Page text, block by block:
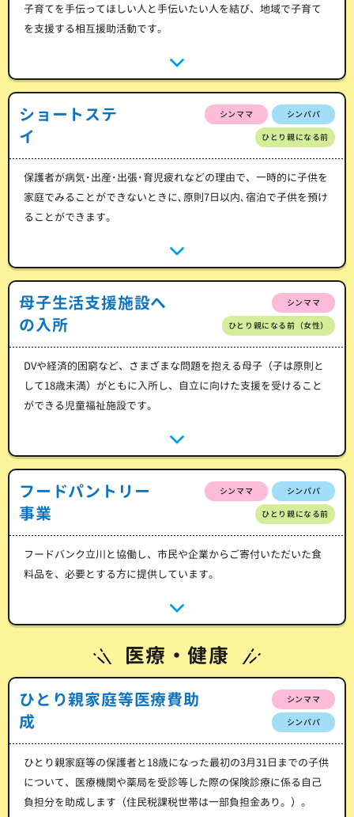
子育てを手伝ってほしい人と手伝いたい人を結び、地域で子育て
を支援する相互援助活動です。
ショートステ
イ
シンママ シンパパ
ひとり親になる前
保護者が病気･出産･出張･育児疲れなどの理由で、一時的に子供を
家庭でみることができないときに､原則7日以内､宿泊で子供を預け
ることができます。
母子生活支援施設へ
の入所
シンママ
ひとり親になる前（女性）
DVや経済的困窮など、さまざまな問題を抱える母子（子は原則と
して18歳未満）がともに入所し、自立に向けた支援を受けること
ができる児童福祉施設です。
フードパントリー
事業
シンママ シンパパ
ひとり親になる前
フードバンク立川と協働し、市民や企業からご寄付いただいた食
料品を、必要とする方に提供しています。
医療・健康
ひとり親家庭等医療費助
成
シンママ
シンパパ
ひとり親家庭等の保護者と18歳になった最初の3月31日までの子供
について、医療機関や薬局を受診等した際の保険診療に係る自己
負担分を助成します（住民税課税世帯は一部負担金あり。）。